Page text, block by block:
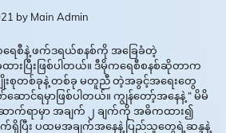
by Main Admin
စီနဲ့ ဖက်ဒရယ်စနစ်ကို အခြေခံတဲ့
ားပြီးဖြစ်ပါတယ်။ ဒီမိုကရေစီစနစ်ဆိုတာက
းစုတစ်ခုနဲ့ တစ်ခု မတူညီ တဲ့အခွင့်အရေးတွေ
ာင်ရမှာဖြစ်ပါတယ်။ ကျွန်တော့်အနေနဲ့ “ မိမိ
ာက်ရာမှာ အချက် ၂ ချက်ကို အဓိကထား၍
ရှိပြီး ပထမအချက်အနေနဲ့ ပြည်သူတွေရဲ့ဆန္ဒနဲ့